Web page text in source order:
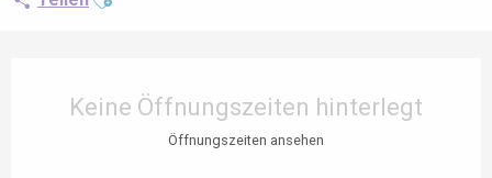
Keine Öffnungszeiten hinterlegt
Öffnungszeiten ansehen